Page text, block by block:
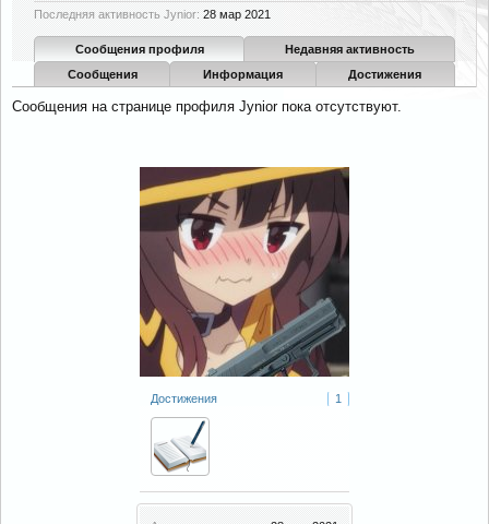
Достижения 1
Последняя активность Jynior: 28 мар 2021
Сообщения профиля
Недавняя активность
Сообщения
Информация Достижения
Сообщения на странице профиля Jynior пока отсутствуют.